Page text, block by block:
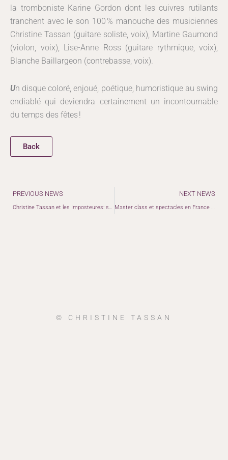
la tromboniste Karine Gordon dont les cuivres rutilants
tranchent avec le son 100 % manouche des musiciennes
Christine Tassan (guitare soliste, voix), Martine Gaumond
(violon, voix), Lise-Anne Ross (guitare rythmique, voix),
Blanche Baillargeon (contrebasse, voix).
Un disque coloré, enjoué, poétique, humoristique au swing
endiablé qui deviendra certainement un incontournable
du temps des fêtes !
Back
Précédent
PREVIOUS NEWS
Christine Tassan et les Imposteures: spectacle en nomination aux Prix Opus !
NEXT NEWS
Master class et spectacles en France en janvier 2019
© CHRISTINE TASSAN